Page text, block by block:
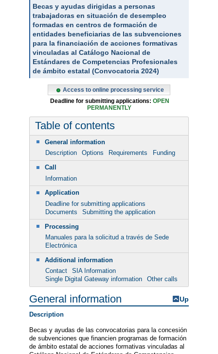
Becas y ayudas dirigidas a personas
trabajadoras en situación de desempleo
formadas en centros de formación de
entidades beneficiarias de las subvenciones
para la financiación de acciones formativas
vinculadas al Catálogo Nacional de
Estándares de Competencias Profesionales
de ámbito estatal (Convocatoria 2024)
Access to online processing service
Deadline for submitting applications: OPEN
PERMANENTLY
Table of contents
General information
Description
Options Requirements
Funding
Call
Information
Application
Deadline for submitting applications
Documents
Submitting the application
Processing
Manuales para la solicitud a través de Sede
Electrónica
Additional information
Contact
SIA Information
Single Digital Gateway information
Other calls
General information Up
Description
Becas y ayudas de las convocatorias para la concesión
de subvenciones que financien programas de formación
de ámbito estatal de acciones formativas vinculadas al